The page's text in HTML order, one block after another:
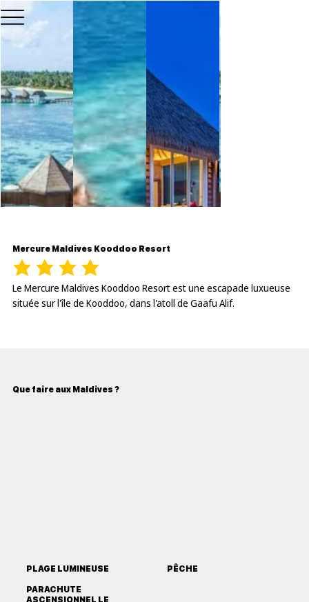
Mercure Maldives Kooddoo Resort
Le Mercure Maldives Kooddoo Resort est une escapade luxueuse
située sur l'île de Kooddoo, dans l'atoll de Gaafu Alif.
Que faire aux Maldives ?
PLAGE LUMINEUSE PÊCHE
PARACHUTE